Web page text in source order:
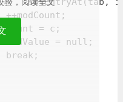
c;
= null;